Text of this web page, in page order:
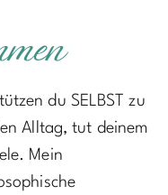
du SELBST zu
Alltag, tut deinem
Mein